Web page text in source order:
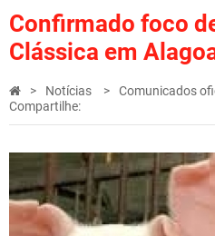
Confirmado foco
Clássica em
Notícias
Comunicados
Compartilhe: